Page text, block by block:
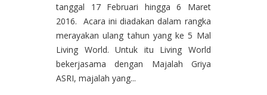
tanggal 17 Februari hingga 6 Maret
2016. Acara ini diadakan dalam rangka
merayakan ulang tahun yang ke 5 Mal
Living World. Untuk itu Living World
bekerjasama dengan Majalah Griya
ASRI, majalah yang...